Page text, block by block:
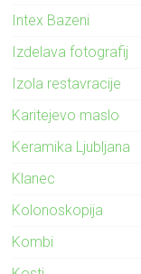
Intex Bazeni
Izdelava fotografij
Izola restavracije
Karitejevo maslo
Keramika Ljubljana
Klanec
Kolonoskopija
Kombi